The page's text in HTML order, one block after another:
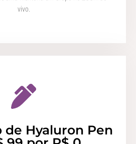
vivo.
Hyaluron Pen